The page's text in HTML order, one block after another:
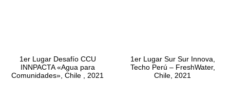
1er Lugar Desafío CCU
INNPACTA «Agua para
Comunidades», Chile , 2021
1er Lugar Sur Sur Innova,
Techo Perú – FreshWater,
Chile, 2021